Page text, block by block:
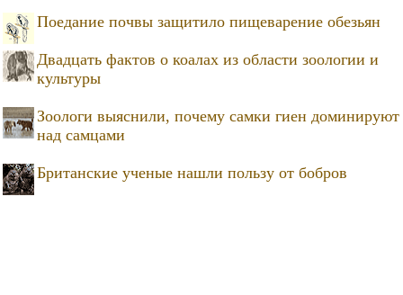
Поедание почвы защитило пищеварение обезьян
Двадцать фактов о коалах из области зоологии и
культуры
Зоологи выяснили, почему самки гиен доминируют
над самцами
Британские ученые нашли пользу от бобров